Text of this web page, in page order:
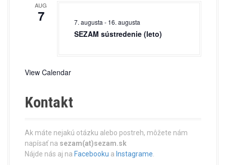
AUG
7 7. augusta - 16. augusta
SEZAM sústredenie (leto)
View Calendar
Kontakt
Ak máte nejakú otázku alebo postreh, môžete nám
napísať na sezam(at)sezam.sk
Nájde nás aj na Facebooku a Instagrame